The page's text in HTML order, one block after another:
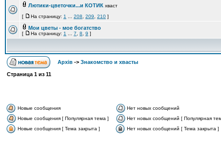
Лютики-цветочки...и КОТИК хваст
[
На страницу: 1 208 209 210 ]
Мои цветы - мое богатство
[ На страницу: 1 7 8 9 ]
Архів -> Знакомство и хвасты
Страница 1 из 11
Новые сообщения Нет новых сообщений
Новые сообщения [ Популярная тема ]
Нет новых сообщений [ Популярная
Новые сообщения [ Тема закрыта ]
Нет новых сообщений [ Тема закрыта ]